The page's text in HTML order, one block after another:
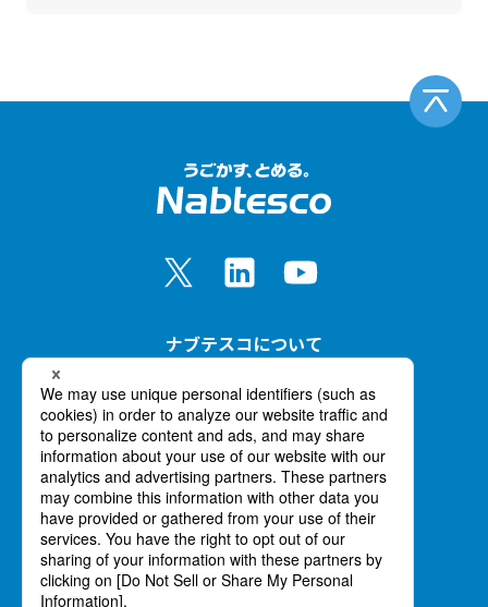
ナブテスコについて
事業紹介
イノベーション
ニュース
採用情報